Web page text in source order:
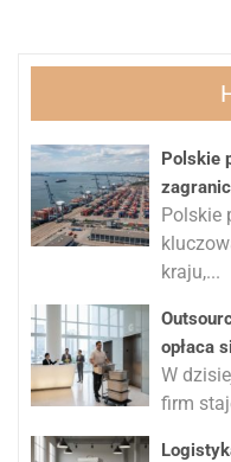
Polskie
Polskie
kraju,...
opłaca
W
firm